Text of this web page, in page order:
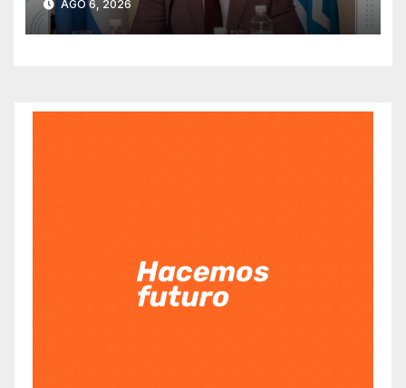
AGO 6, 2026